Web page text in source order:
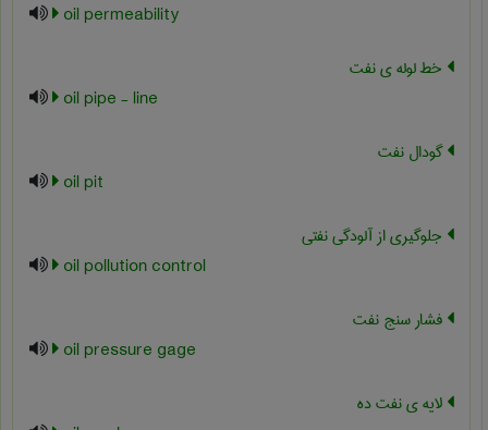
oil permeability
خط لوله ی نفت
oil pipe - line
گودال نفت
oil pit
جلوگیری از آلودگی نفتی
oil pollution control
فشار سنج نفت
oil pressure gage
لایه ی نفت ده